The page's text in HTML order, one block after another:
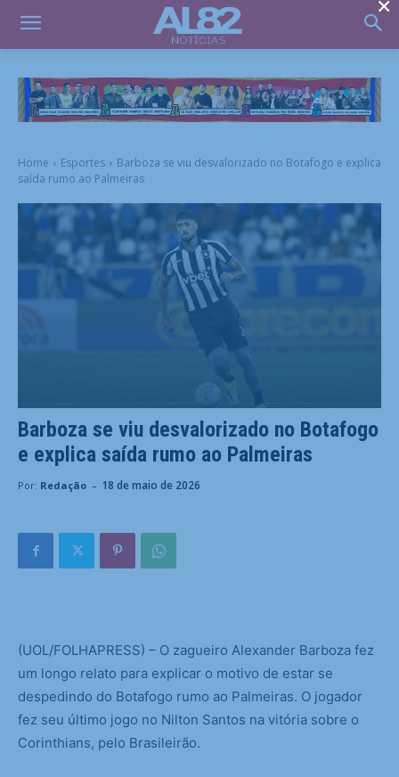
Home Esportes
Barboza se viu desvalorizado no Botafogo e explica
saída rumo ao Palmeiras
Barboza se viu desvalorizado no Botafogo
e explica saída rumo ao Palmeiras
Por: Redação - 18 de maio de 2026
(UOL/FOLHAPRESS) – O zagueiro Alexander Barboza fez
um longo relato para explicar o motivo de estar se
despedindo do Botafogo rumo ao Palmeiras. O jogador
fez seu último jogo no Nilton Santos na vitória sobre o
Corinthians, pelo Brasileirão.